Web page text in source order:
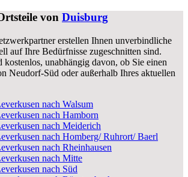
von Duisburg
erstellen Ihnen unverbindliche
auf Ihre Bedürfnisse zugeschnitten sind.
kostenlos, unabhängig davon, ob Sie einen
Neudorf-Süd oder außerhalb Ihres aktuellen
nach Walsum
nach Hamborn
nach Meiderich
nach Homberg/ Ruhrort/ Baerl
nach Rheinhausen
nach Mitte
nach Süd